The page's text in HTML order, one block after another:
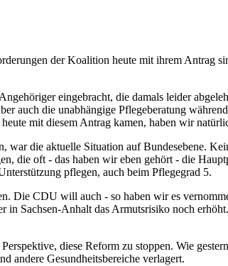
der Koalition heute mit ihrem
eingebracht, die damals leider
auch die unabhängige Pflegeberatung
mit diesem Antrag kamen, haben wir
war die aktuelle Situation auf Bundesebene.
die oft - das haben wir eben gehört - die
pflegen, auch beim Pflegegrad 5.
Die CDU will auch - so haben wir es
Sachsen-Anhalt das Armutsrisiko noch
diese Reform zu stoppen. Wie
andere Gesundheitsbereiche verlagert.